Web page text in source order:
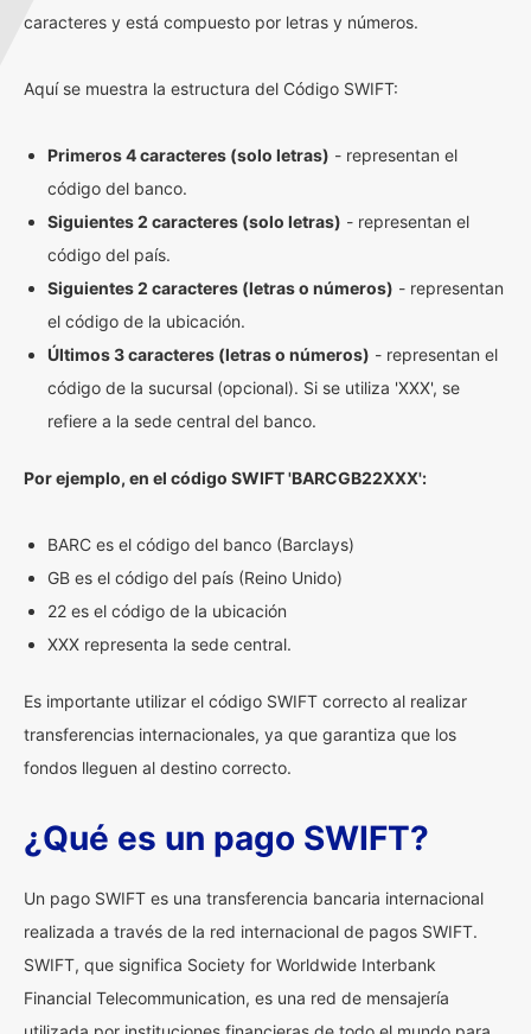
caracteres y está compuesto por letras y números.
Aquí se muestra la estructura del Código SWIFT:
Primeros 4 caracteres (solo letras) - representan el
código del banco.
Siguientes 2 caracteres (solo letras) - representan el
código del país.
Siguientes 2 caracteres (letras o números) - representan
el código de la ubicación.
Últimos 3 caracteres (letras o números) - representan el
código de la sucursal (opcional). Si se utiliza 'XXX', se
refiere a la sede central del banco.
Por ejemplo, en el código SWIFT 'BARCGB22XXX':
BARC es el código del banco (Barclays)
GB es el código del país (Reino Unido)
22 es el código de la ubicación
XXX representa la sede central.
Es importante utilizar el código SWIFT correcto al realizar
transferencias internacionales, ya que garantiza que los
fondos lleguen al destino correcto.
¿Qué es un pago SWIFT?
Un pago SWIFT es una transferencia bancaria internacional
realizada a través de la red internacional de pagos SWIFT.
SWIFT, que significa Society for Worldwide Interbank
Financial Telecommunication, es una red de mensajería